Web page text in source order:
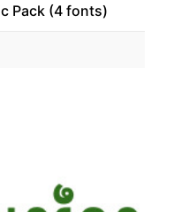
Pack (4 fonts)